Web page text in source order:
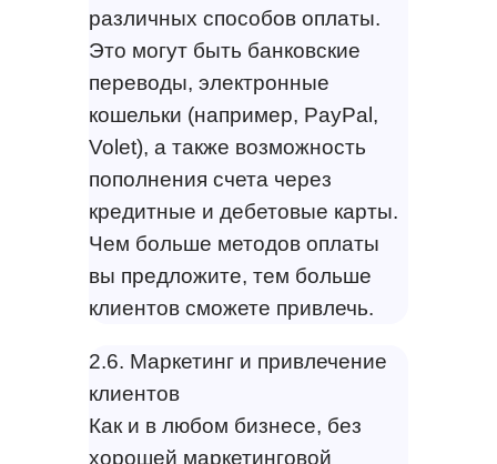
различных способов оплаты.
Это могут быть банковские
переводы, электронные
кошельки (например, PayPal,
Volet), а также возможность
пополнения счета через
кредитные и дебетовые карты.
Чем больше методов оплаты
вы предложите, тем больше
клиентов сможете привлечь.
2.6. Маркетинг и привлечение
клиентов
Как и в любом бизнесе, без
хорошей маркетинговой